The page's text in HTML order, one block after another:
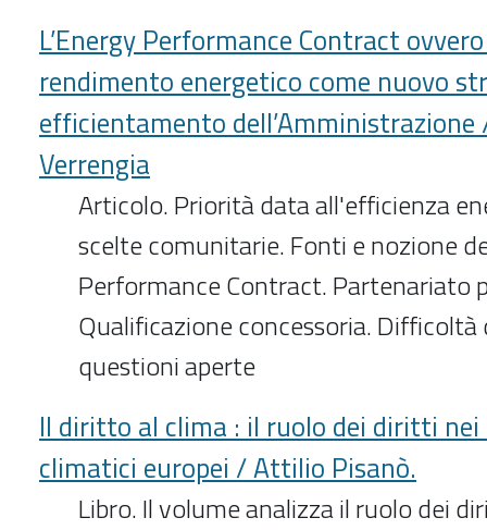
L’Energy Performance Contract
rendimento energetico come nuovo
efficientamento dell’Amministrazione
Verrengia
Articolo. Priorità data all'efficienza
scelte comunitarie. Fonti e nozione
Performance Contract. Partenariato
Qualificazione concessoria. Difficoltà
questioni aperte
Il diritto al clima : il ruolo dei diritti
climatici europei / Attilio Pisanò.
Libro. Il volume analizza il ruolo dei